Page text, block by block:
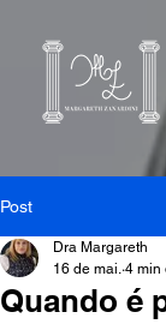
Post
Quando é
Dra Margareth
16 de mai. 4 min